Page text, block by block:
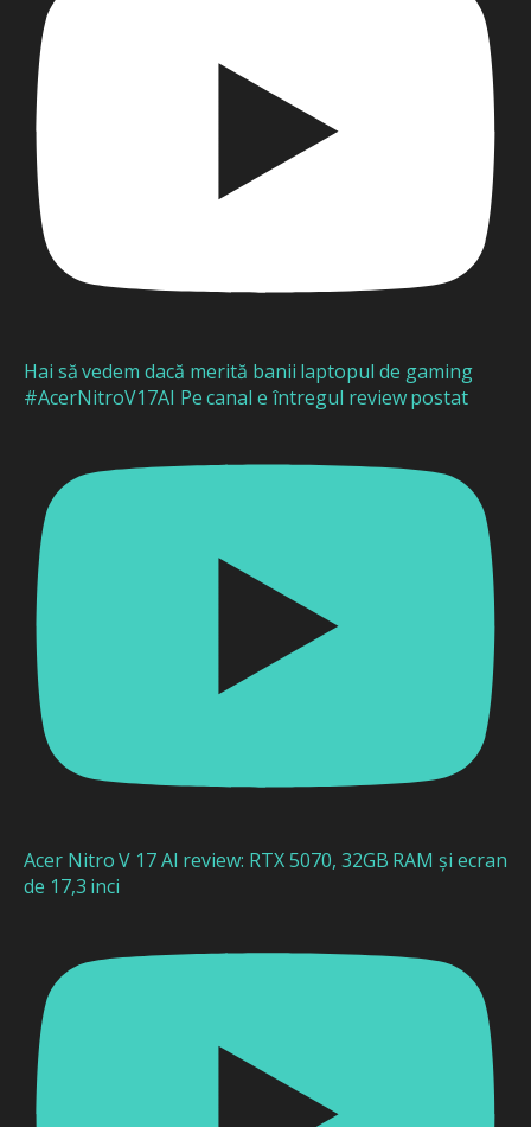
Hai să vedem dacă merită banii laptopul de gaming
#AcerNitroV17AI Pe canal e întregul review postat
Acer Nitro V 17 AI review: RTX 5070, 32GB RAM și ecran
de 17,3 inci